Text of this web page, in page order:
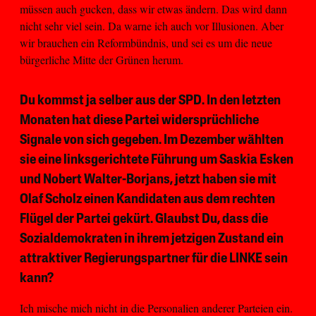
müssen auch gucken, dass wir etwas ändern. Das wird dann
nicht sehr viel sein. Da warne ich auch vor Illusionen. Aber
wir brauchen ein Reformbündnis, und sei es um die neue
bürgerliche Mitte der Grünen herum.
Du kommst ja selber aus der SPD. In den letzten
Monaten hat diese Partei widersprüchliche
Signale von sich gegeben. Im Dezember wählten
sie eine linksgerichtete Führung um Saskia Esken
und Nobert Walter-Borjans, jetzt haben sie mit
Olaf Scholz einen Kandidaten aus dem rechten
Flügel der Partei gekürt. Glaubst Du, dass die
Sozialdemokraten in ihrem jetzigen Zustand ein
attraktiver Regierungspartner für die LINKE sein
kann?
Ich mische mich nicht in die Personalien anderer Parteien ein.